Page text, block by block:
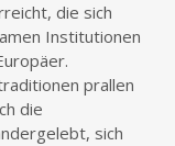
die sich
Institutionen
prallen
die
sich